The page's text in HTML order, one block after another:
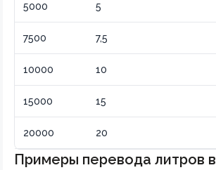
5000 5
7500 7,5
10000 10
15000 15
20000 20
Примеры перевода литров в